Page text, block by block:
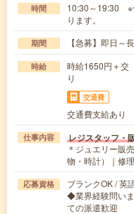
時間
10:30～19:30 ※
ります。
期間 【急募】即日～
時給
時給1650円＋交
り
交通費
交通費支給あり
仕事内容 レジスタッフ・
＊ジュエリー販
物・時計）｜修
応募資格
ブランクOK / 英
◆業界経験問い
ての派遣歓迎